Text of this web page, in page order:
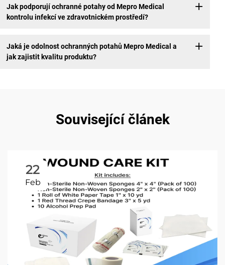
Jak podporují ochranné potahy od Mepro Medical
kontrolu infekcí ve zdravotnickém prostředí?
Jaká je odolnost ochranných potahů Mepro Medical a
jak zajistit kvalitu produktu?
Související článek
22
Feb